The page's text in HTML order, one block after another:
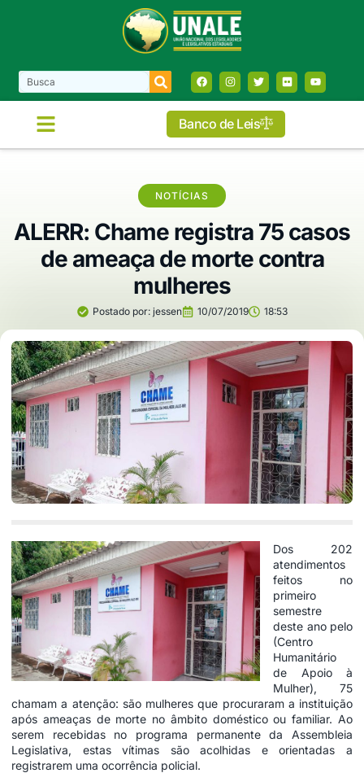
Banco de Leis
NOTÍCIAS
ALERR: Chame registra 75 casos
de ameaça de morte contra
mulheres
Postado por:jessen 10/07/2019 18:53
Dos 202
atendimentos
feitos no
primeiro
semestre
deste ano pelo
(Centro
Humanitário
de Apoio à
Mulher), 75
chamam a atenção: são mulheres que procuraram a instituição
após ameaças de morte no âmbito doméstico ou familiar. Ao
serem recebidas no programa permanente da Assembleia
Legislativa, estas vítimas são acolhidas e orientadas a
registrarem uma ocorrência policial.